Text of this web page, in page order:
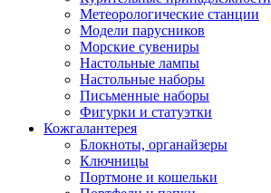
Метеорологические станции
Модели парусников
Морские сувениры
Настольные лампы
Настольные наборы
Письменные наборы
Фигурки и статуэтки
Кожгалантерея
Блокноты, органайзеры
Ключницы
Портмоне и кошельки